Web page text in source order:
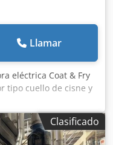
Llamar
eléctrica Coat & Fry
tipo cuello de cisne y
cinta
de producción: 180 kg
nueva. Djdsymr
Clasificado